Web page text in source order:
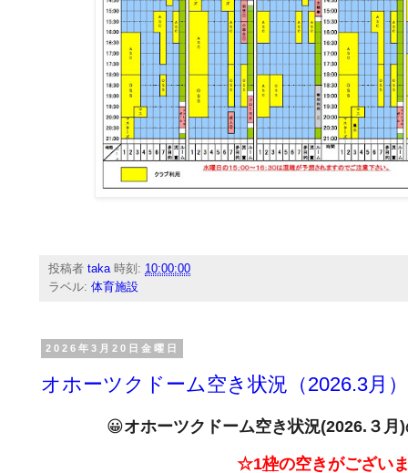
投稿者taka 時刻: 10:00:00
ラベル:体育施設
2026年3月20日金曜日
オホーツクドーム空き状況（2026.3月
😀オホーツクドーム空き状況(2026. ３月
☆1枠の空きがござい